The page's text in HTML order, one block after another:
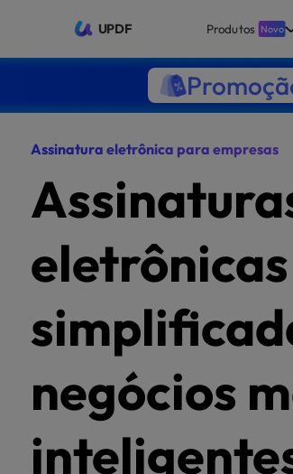
UPDF Produtos Novo
Assinatura eletrônica para empresas
eletrônicas
negócios